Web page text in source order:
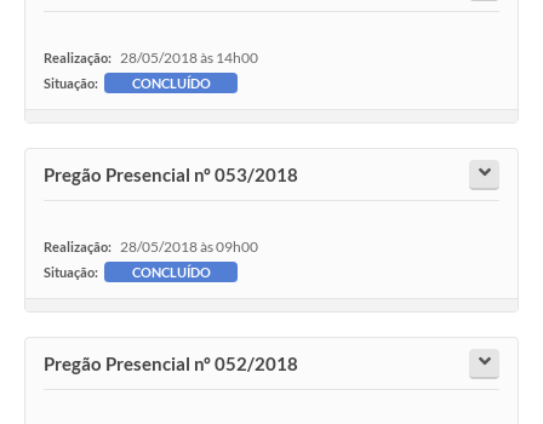
Realização: 28/05/2018 às 14h00
Situação: CONCLUÍDO
Pregão Presencial nº 053/2018
Realização: 28/05/2018 às 09h00
Situação: CONCLUÍDO
Pregão Presencial nº 052/2018